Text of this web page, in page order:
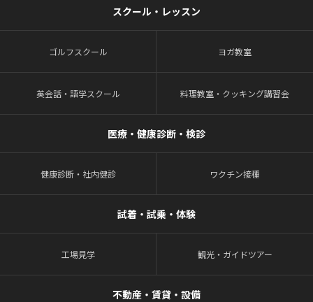
スクール・レッスン
ゴルフスクール ヨガ教室
英会話・語学スクール 料理教室・クッキング講習会
医療・健康診断・検診
健康診断・社内健診 ワクチン接種
試着・試乗・体験
工場見学 観光・ガイドツアー
不動産・賃貸・設備